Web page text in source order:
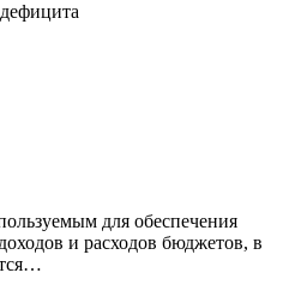
для обеспечения
и расходов бюджетов, в